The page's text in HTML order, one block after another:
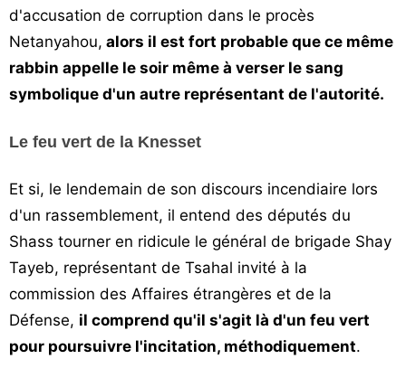
d'accusation de corruption dans le procès
Netanyahou, alors il est fort probable que ce même
rabbin appelle le soir même à verser le sang
symbolique d'un autre représentant de l'autorité.
Le feu vert de la Knesset
Et si, le lendemain de son discours incendiaire lors
d'un rassemblement, il entend des députés du
Shass tourner en ridicule le général de brigade Shay
Tayeb, représentant de Tsahal invité à la
commission des Affaires étrangères et de la
Défense, il comprend qu'il s'agit là d'un feu vert
pour poursuivre l'incitation, méthodiquement.